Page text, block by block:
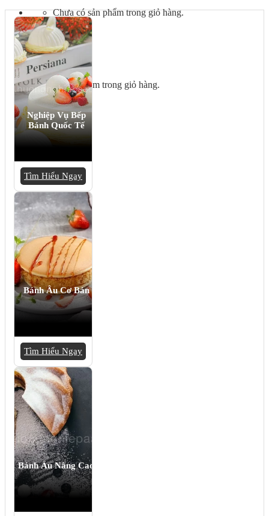
Chưa có sản phẩm trong giỏ hàng.
Giỏ hàng
Chưa có sản phẩm trong giỏ hàng.
Nghiệp Vụ Bếp
Bánh Quốc Tế
Tìm Hiểu Ngay
Bánh Âu Cơ Bản
Tìm Hiểu Ngay
Bánh Âu Nâng Cao